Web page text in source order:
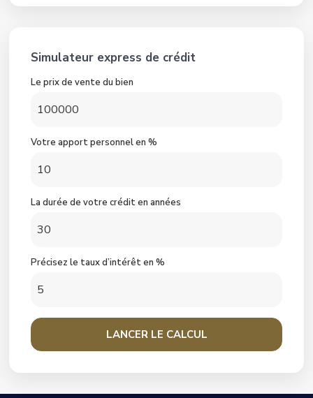
Simulateur express de crédit
Le prix de vente du bien
Votre apport personnel en %
La durée de votre crédit en années
Précisez le taux d’intérêt en %
LANCER LE CALCUL